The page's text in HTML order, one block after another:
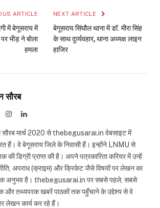
ARTICLE
में बेगूसराय में
भीड़ ने बोला
हमला
NEXT ARTICLE
बेगूसराय सिंघौल थाना में डॉ. मीरा सिंह
के साथ दुर्व्यवहार, थाना अध्यक्ष लाइन
हाजिर
सौरब
InstagramLinkedIn
मार्च 2020 से thebegusarai.in वेबसाइट में
हैं। वे बेगूसराय जिले के निवासी हैं। इन्होंने LNMU से
की डिग्री प्राप्त की है। अपने पत्रकारिता करियर में उन्हें
अपराध (क्राइम) और क्रिकेट जैसे विषयों पर लेखन का
अनुभव है। thebegusarai.in पर सबसे पहले, सबसे
और तथ्यपरक खबरें पाठकों तक पहुँचाने के उद्देश्य से वे
लेखन कार्य कर रहे हैं।